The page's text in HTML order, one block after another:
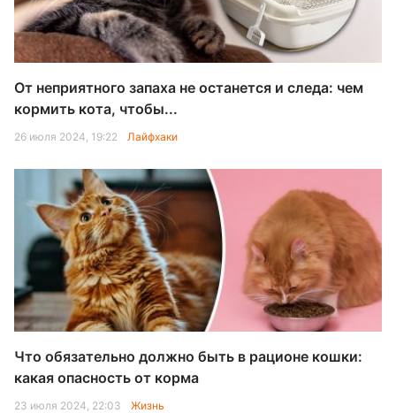
От неприятного запаха не останется и следа: чем
кормить кота, чтобы...
26 июля 2024, 19:22 Лайфхаки
Что обязательно должно быть в рационе кошки:
какая опасность от корма
23 июля 2024, 22:03 Жизнь